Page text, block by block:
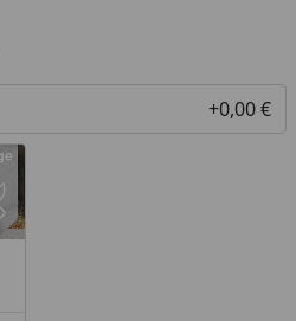
+0,00 €